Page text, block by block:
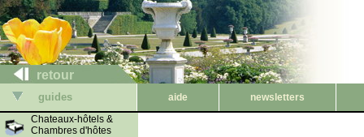
retour
guides aide
newsletters
Chateaux-hôtels &
Chambres d'hôtes